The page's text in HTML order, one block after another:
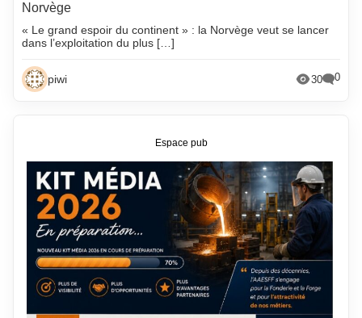
Norvège
« Le grand espoir du continent » : la Norvège veut se lancer
dans l’exploitation du plus […]
piwi 30 0
Espace pub